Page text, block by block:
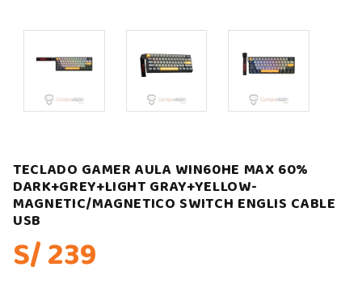
TECLADO GAMER AULA WIN60HE MAX 60%
DARK+GREY+LIGHT GRAY+YELLOW-
MAGNETIC/MAGNETICO SWITCH ENGLIS CABLE
USB
S/ 239